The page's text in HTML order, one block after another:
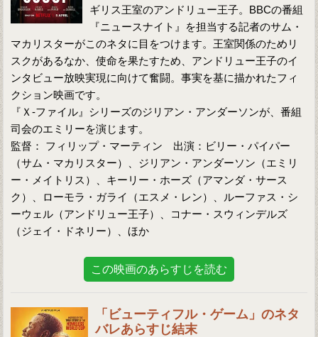
ギリス王室のアンドリュー王子。BBCの番組
『ニュースナイト』を担当する記者のサム・
マカリスターがこのネタに目をつけます。王室関係のためリ
スクがあるなか、使命を果たすため、アンドリュー王子のイ
ンタビュー放映実現に向けて奮闘。事実を基に描かれたフィ
クション映画です。
『Ｘ-ファイル』シリーズのジリアン・アンダーソンが、番組
司会のエミリーを演じます。
監督： フィリップ・マーティン 出演：ビリー・パイパー
（サム・マカリスター）、ジリアン・アンダーソン（エミリ
ー・メイトリス）、キーリー・ホーズ（アマンダ・サース
ク）、ローモラ・ガライ（エスメ・レン）、ルーファス・シ
ーウェル（アンドリュー王子）、コナー・スウィンデルズ
（ジェイ・ドネリー）、ほか
この映画のあらすじを読む
「ビューティフル・ゲーム」のネタ
バレあらすじ結末